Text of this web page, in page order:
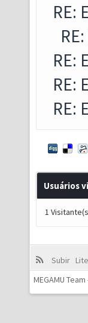
RE:
RE:
RE:
RE:
Usuários
1
Subir
MEGAMU